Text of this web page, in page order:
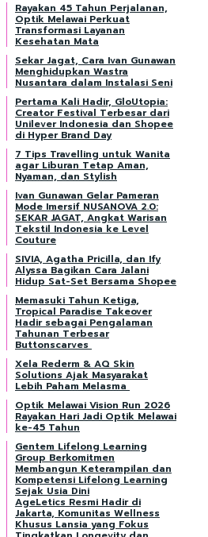
Rayakan 45 Tahun Perjalanan,
Optik Melawai Perkuat
Transformasi Layanan
Kesehatan Mata
Sekar Jagat, Cara Ivan Gunawan
Menghidupkan Wastra
Nusantara dalam Instalasi Seni
Pertama Kali Hadir, GloUtopia:
Creator Festival Terbesar dari
Unilever Indonesia dan Shopee
di Hyper Brand Day
7 Tips Travelling untuk Wanita
agar Liburan Tetap Aman,
Nyaman, dan Stylish
Ivan Gunawan Gelar Pameran
Mode Imersif NUSANOVA 2.0:
SEKAR JAGAT, Angkat Warisan
Tekstil Indonesia ke Level
Couture
SIVIA, Agatha Pricilla, dan Ify
Alyssa Bagikan Cara Jalani
Hidup Sat-Set Bersama Shopee
Memasuki Tahun Ketiga,
Tropical Paradise Takeover
Hadir sebagai Pengalaman
Tahunan Terbesar
Buttonscarves
Xela Rederm & AQ Skin
Solutions Ajak Masyarakat
Lebih Paham Melasma
Optik Melawai Vision Run 2026
Rayakan Hari Jadi Optik Melawai
ke-45 Tahun
Gentem Lifelong Learning
Group Berkomitmen
Membangun Keterampilan dan
Kompetensi Lifelong Learning
Sejak Usia Dini
AgeLetics Resmi Hadir di
Jakarta, Komunitas Wellness
Khusus Lansia yang Fokus